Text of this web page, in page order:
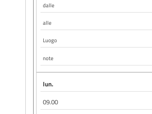
dalle
alle
Luogo
note
lun.
09.00